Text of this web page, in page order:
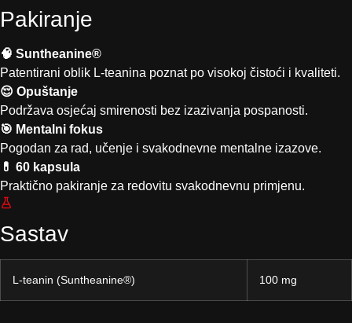
Pakiranje
🧠 Suntheanine®
Patentirani oblik L-teanina poznat po visokoj čistoći i kvaliteti.
😌 Opuštanje
Podržava osjećaj smirenosti bez izazivanja pospanosti.
🎯 Mentalni fokus
Pogodan za rad, učenje i svakodnevne mentalne izazove.
💊 60 kapsula
Praktično pakiranje za redovitu svakodnevnu primjenu.
Sastav
L-teanin (Suntheanine®) 100 mg